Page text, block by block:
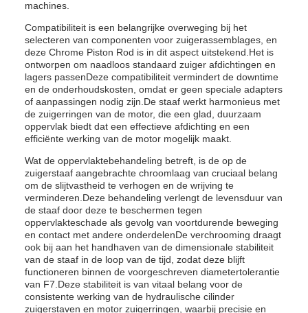
machines.
Compatibiliteit is een belangrijke overweging bij het
selecteren van componenten voor zuigerassemblages, en
deze Chrome Piston Rod is in dit aspect uitstekend.Het is
ontworpen om naadloos standaard zuiger afdichtingen en
lagers passenDeze compatibiliteit vermindert de downtime
en de onderhoudskosten, omdat er geen speciale adapters
of aanpassingen nodig zijn.De staaf werkt harmonieus met
de zuigerringen van de motor, die een glad, duurzaam
oppervlak biedt dat een effectieve afdichting en een
efficiënte werking van de motor mogelijk maakt.
Wat de oppervlaktebehandeling betreft, is de op de
zuigerstaaf aangebrachte chroomlaag van cruciaal belang
om de slijtvastheid te verhogen en de wrijving te
verminderen.Deze behandeling verlengt de levensduur van
de staaf door deze te beschermen tegen
oppervlakteschade als gevolg van voortdurende beweging
en contact met andere onderdelenDe verchrooming draagt
ook bij aan het handhaven van de dimensionale stabiliteit
van de staaf in de loop van de tijd, zodat deze blijft
functioneren binnen de voorgeschreven diametertolerantie
van F7.Deze stabiliteit is van vitaal belang voor de
consistente werking van de hydraulische cilinder
zuigerstaven en motor zuigerringen, waarbij precisie en